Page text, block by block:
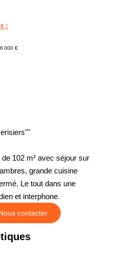
:
000 €
102 m² avec séjour sur
grande cuisine
Le tout dans une
et interphone.
contacter